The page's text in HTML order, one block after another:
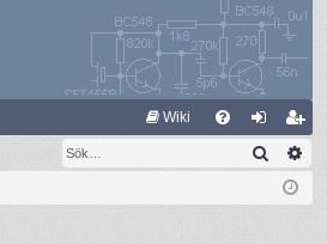
Wiki
og li
m
Sök